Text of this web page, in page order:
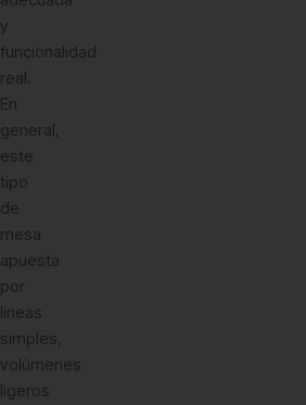
y
funcionalidad
real.
En
general,
este
tipo
de
mesa
apuesta
por
líneas
simples,
volúmenes
ligeros